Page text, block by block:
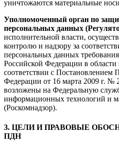
уничтожаются материальные
Уполномоченный орган по
персональных данных
исполнительной власти,
контролю и надзору за
персональных данных
Российской Федерации в
соответствии с Постановлением
Федерации от 16 марта 2009 г. №
возложены на Федеральную
информационных технологий и
(Роскомнадзор).
3. ЦЕЛИ И ПРАВОВЫЕ
ПДН